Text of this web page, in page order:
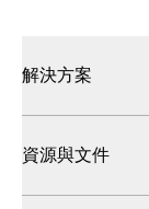
解決方案
資源與文件